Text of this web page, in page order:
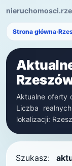
Strona główna›
Aktualne oferty
Liczba
lokalizacji:
Szukasz: